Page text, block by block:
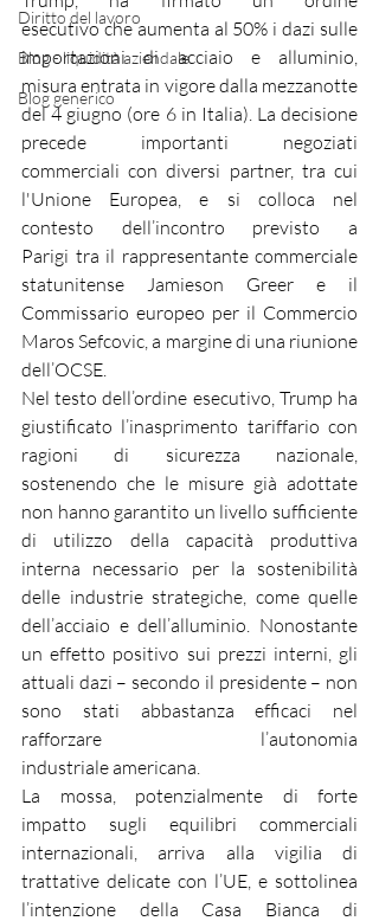
Diritto del lavoro
Blog - liquidità aziendale
Blog generico
esecutivo che aumenta al 50% i dazi sulle
importazioni di acciaio e alluminio,
misura entrata in vigore dalla mezzanotte
del 4 giugno (ore 6 in Italia). La decisione
precede importanti negoziati
commerciali con diversi partner, tra cui
l'Unione Europea, e si colloca nel
contesto dell’incontro previsto a
Parigi tra il rappresentante commerciale
statunitense Jamieson Greer e il
Commissario europeo per il Commercio
Maros Sefcovic, a margine di una riunione
dell’OCSE.
Nel testo dell’ordine esecutivo, Trump ha
giustificato l’inasprimento tariffario con
ragioni di sicurezza nazionale,
sostenendo che le misure già adottate
non hanno garantito un livello sufficiente
di utilizzo della capacità produttiva
interna necessario per la sostenibilità
delle industrie strategiche, come quelle
dell’acciaio e dell’alluminio. Nonostante
un effetto positivo sui prezzi interni, gli
attuali dazi – secondo il presidente – non
sono stati abbastanza efficaci nel
rafforzare l’autonomia
industriale americana.
La mossa, potenzialmente di forte
impatto sugli equilibri commerciali
internazionali, arriva alla vigilia di
trattative delicate con l’UE, e sottolinea
l’intenzione della Casa Bianca di